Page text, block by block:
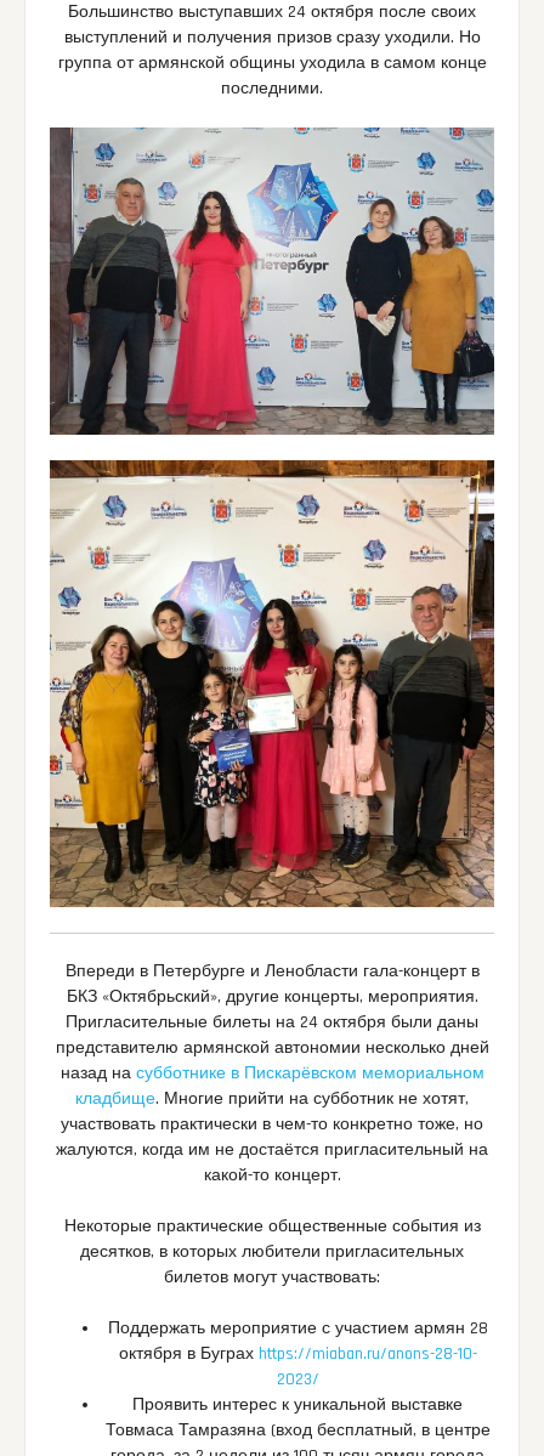
Большинство выступавших 24 октября после своих
выступлений и получения призов сразу уходили. Но
группа от армянской общины уходила в самом конце
последними.
Впереди в Петербурге и Ленобласти гала-концерт в
БКЗ «Октябрьский», другие концерты, мероприятия.
Пригласительные билеты на 24 октября были даны
представителю армянской автономии несколько дней
назад на субботнике в Пискарёвском мемориальном
кладбище. Многие прийти на субботник не хотят,
участвовать практически в чем-то конкретно тоже, но
жалуются, когда им не достаётся пригласительный на
какой-то концерт.
Некоторые практические общественные события из
десятков, в которых любители пригласительных
билетов могут участвовать:
Поддержать мероприятие с участием армян 28
октября в Буграх https://miaban.ru/anons-28-10-
2023/
Проявить интерес к уникальной выставке
Товмаса Тамразяна (вход бесплатный, в центре